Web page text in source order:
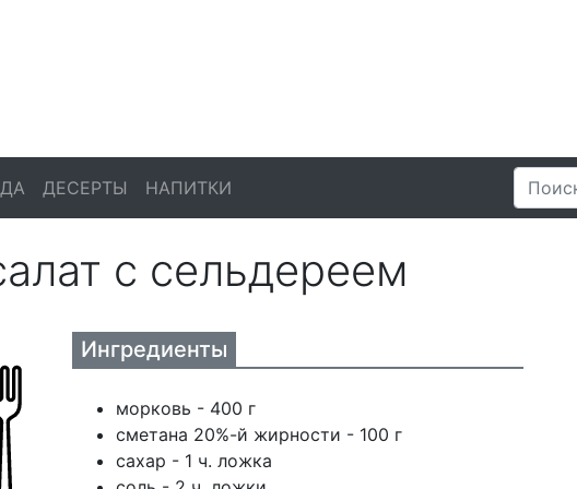
ДЕСЕРТЫ НАПИТКИ
с сельдереем
Ингредиенты
морковь - 400 г
сметана 20%-й жирности - 100 г
сахар - 1 ч. ложка